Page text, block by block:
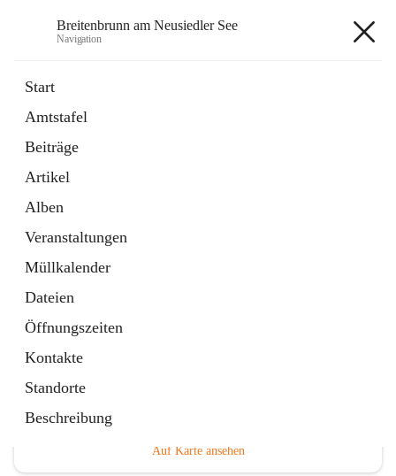
Breitenbrunn am Neusiedler See
Navigation
Start
Amtstafel
Beiträge
Artikel
Alben
Veranstaltungen
Müllkalender
Dateien
Öffnungszeiten
Kontakte
Standorte
Beschreibung
18 Schnellzugriffe
Gemeindeservice
Auf Karte ansehen